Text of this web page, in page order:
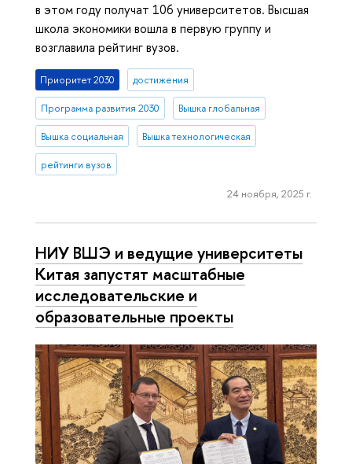
в этом году получат 106 университетов. Высшая
школа экономики вошла в первую группу и
возглавила рейтинг вузов.
Приоритет 2030 достижения
Программа развития 2030 Вышка глобальная
Вышка социальная Вышка технологическая
рейтинги вузов
24 ноября, 2025 г.
НИУ ВШЭ и ведущие университеты
Китая запустят масштабные
исследовательские и
образовательные проекты